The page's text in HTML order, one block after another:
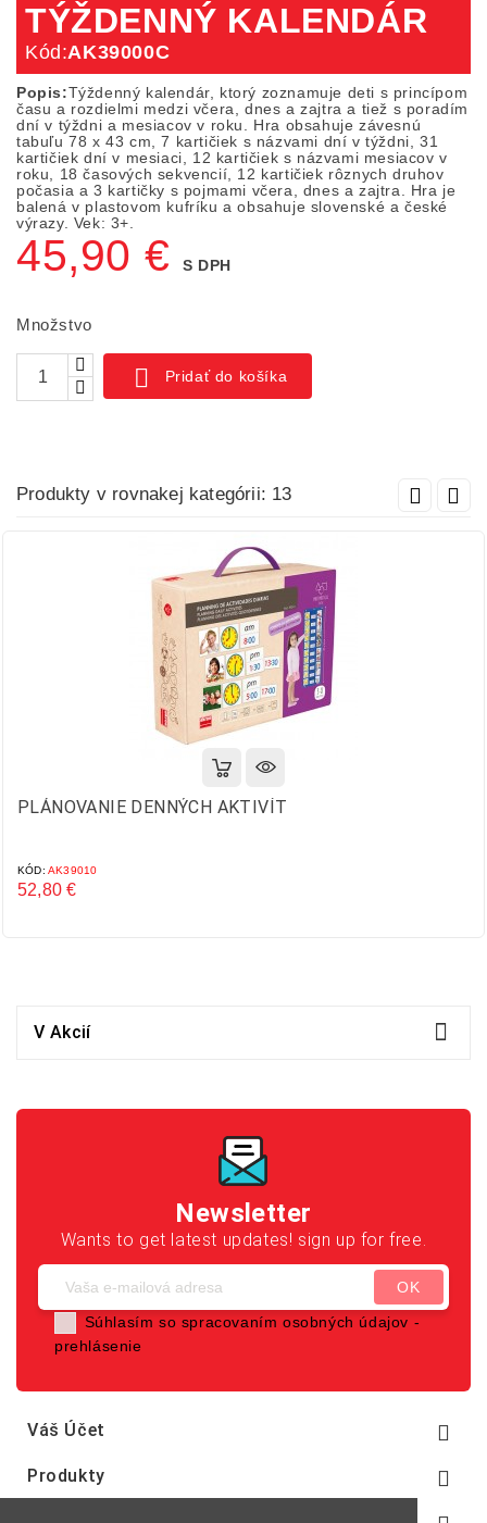
TÝŽDENNÝ KALENDÁR
Kód:AK39000C
Popis:Týždenný kalendár, ktorý zoznamuje deti s princípom
času a rozdielmi medzi včera, dnes a zajtra a tiež s poradím
dní v týždni a mesiacov v roku. Hra obsahuje závesnú
tabuľu 78 x 43 cm, 7 kartičiek s názvami dní v týždni, 31
kartičiek dní v mesiaci, 12 kartičiek s názvami mesiacov v
roku, 18 časových sekvencií, 12 kartičiek rôznych druhov
počasia a 3 kartičky s pojmami včera, dnes a zajtra. Hra je
balená v plastovom kufríku a obsahuje slovenské a české
výrazy. Vek: 3+.
45,90 € S DPH
Množstvo
 Pridať do košíka
Produkty v rovnakej kategórii: 13
PLÁNOVANIE DENNÝCH AKTIVÍT
KÓD: AK39010
52,80 €
V Akcií 
Newsletter
Wants to get latest updates! sign up for free.
Súhlasím so spracovaním osobných údajov -
prehlásenie
Váš Účet 
Produkty 